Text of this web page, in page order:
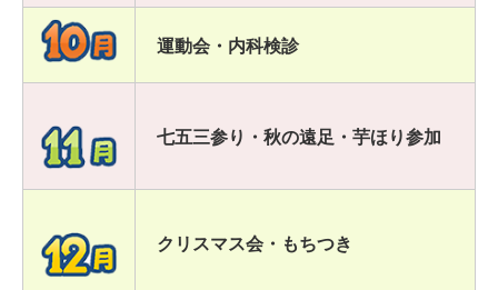
運動会・内科検診
七五三参り・秋の遠足・芋ほり参加
クリスマス会・もちつき